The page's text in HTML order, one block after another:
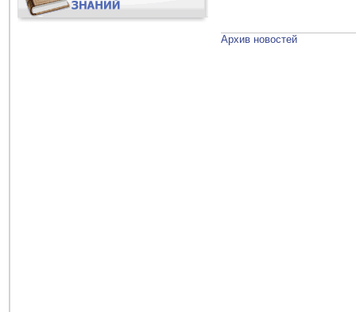
Архив новостей